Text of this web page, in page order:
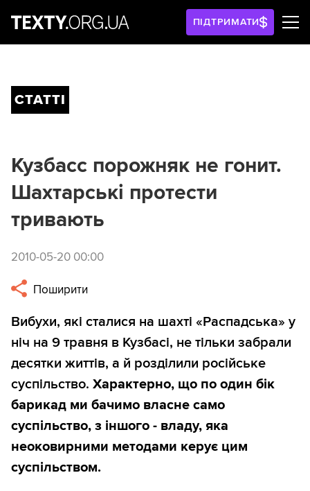
ПІДТРИМАТИ
СТАТТІ
Кузбасс порожняк не гонит.
Шахтарські протести
тривають
2010-05-20 00:00
Поширити
Вибухи, які сталися на шахті «Распадська» у
ніч на 9 травня в Кузбасі, не тільки забрали
десятки життів, а й розділили російське
суспільство. Характерно, що по один бік
барикад ми бачимо власне само
суспільство, з іншого - владу, яка
неоковирними методами керує цим
суспільством.